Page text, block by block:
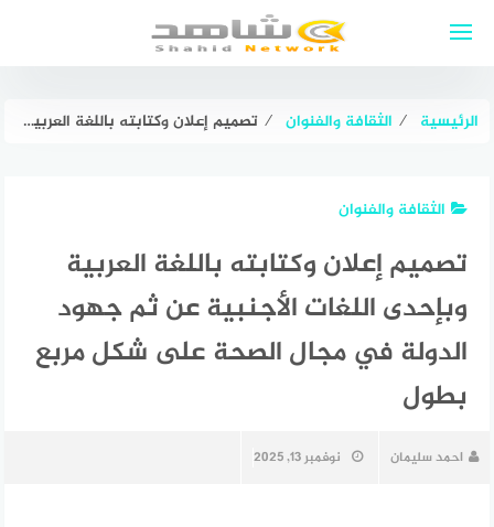
الرئيسية ⁄ الثقافة والفنوان ⁄ تصميم إعلان وكتابته باللغة العربية وبإحدى اللغات الأجنبية عن ثم جهود الدولة في مجال الصحة على شكل مربع بطول
الثقافة والفنوان
تصميم إعلان وكتابته باللغة العربية
وبإحدى اللغات الأجنبية عن ثم جهود
الدولة في مجال الصحة على شكل مربع
بطول
احمد سليمان نوفمبر 13, 2025